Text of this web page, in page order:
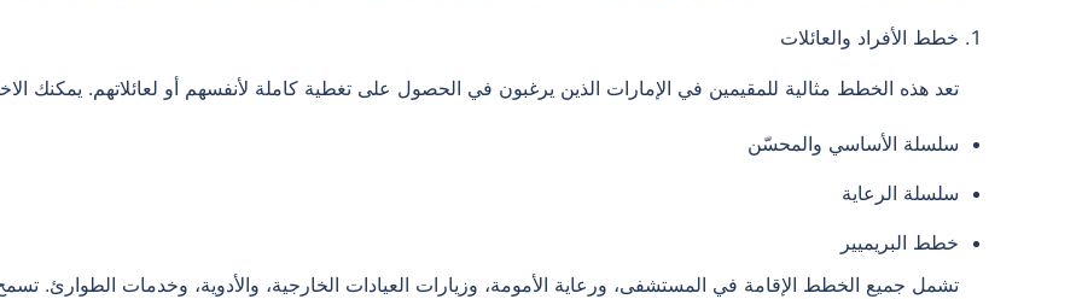
خطط الأفراد والعائلات
تعد هذه الخطط مثالية للمقيمين في الإمارات الذين يرغبون في الحصول على تغطية كاملة لأنفسهم أو لعائلاتهم. يمكنك
سلسلة الأساسي والمحسّن
سلسلة الرعاية
خطط البريميير
تشمل جميع الخطط الإقامة في المستشفى، ورعاية الأمومة، وزيارات العيادات الخارجية، والأدوية، وخدمات الطوارئ. تسمح